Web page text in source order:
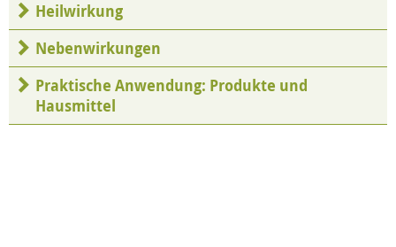
Heilwirkung
Nebenwirkungen
Praktische Anwendung: Produkte und
Hausmittel